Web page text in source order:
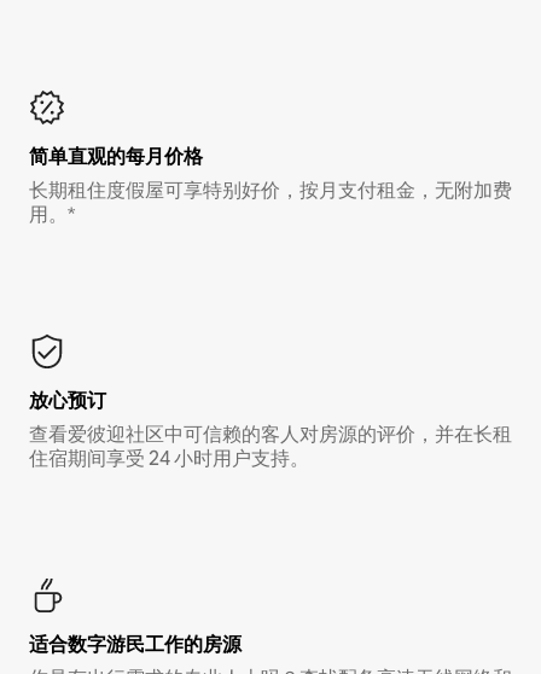
简单直观的每月价格
长期租住度假屋可享特别好价，按月支付租金，无附加费
用。*
放心预订
查看爱彼迎社区中可信赖的客人对房源的评价，并在长租
住宿期间享受 24 小时用户支持。
适合数字游民工作的房源